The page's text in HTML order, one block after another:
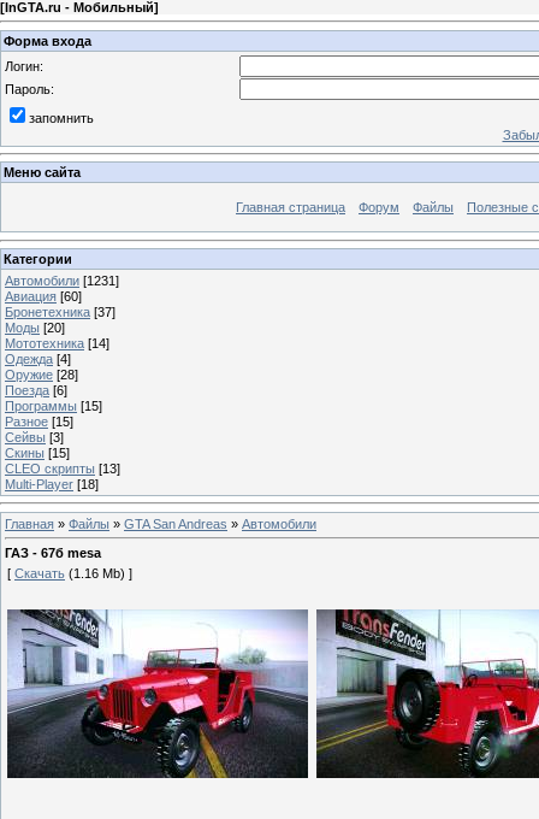
[InGTA.ru - Мобильный]
Форма входа
Логин:
Пароль:
запомнить
Меню сайта
Главная страница Форум Файлы Полезные
Категории
Автомобили [1231]
Авиация [60]
Бронетехника [37]
Моды [20]
Мототехника [14]
Одежда [4]
Оружие [28]
Поезда [6]
Программы [15]
Разное [15]
Сейвы [3]
Скины [15]
CLEO скрипты [13]
Multi-Player [18]
Главная » Файлы » GTA San Andreas » Автомобили
ГАЗ - 67б mesa
[ Скачать (1.16 Mb) ]